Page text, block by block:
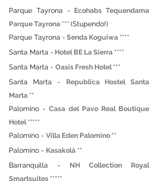
Parque Tayrona - Ecohabs Tequendama
Parque Tayrona *** (Stupendo!)
Parque Tayrona - Senda Koguiwa ****
Santa Marta - Hotel BE La Sierra ****
Santa Marta - Oasis Fresh Hotel ***
Santa Marta -
Republica Hostel Santa
Marta **
Palomino - Casa del Pavo Real Boutique
Hotel *****
Palomino - Villa Eden Palomino **
Palomino - Kasakolà **
Barranquilla - NH Collection Royal
Smartsuites *****